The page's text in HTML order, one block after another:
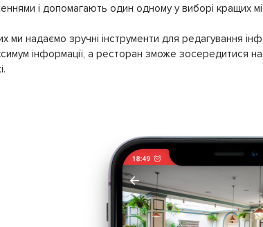
і допомагають один одному у виборі кращих
надаємо зручні інструменти для редагування
інформації, а ресторан зможе зосередитися